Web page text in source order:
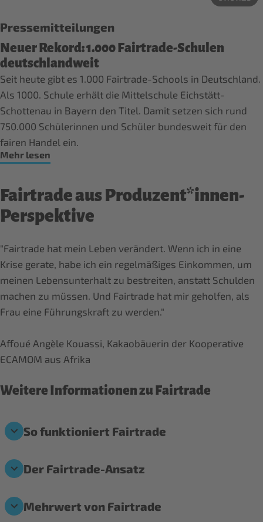
Pressemitteilungen
Neuer Rekord: 1.000 Fairtrade-Schulen
deutschlandweit
Seit heute gibt es 1.000 Fairtrade-Schools in Deutschland.
Als 1000. Schule erhält die Mittelschule Eichstätt-
Schottenau in Bayern den Titel. Damit setzen sich rund
750.000 Schülerinnen und Schüler bundesweit für den
fairen Handel ein.
Mehr lesen
Fairtrade aus Produzent*innen-
Perspektive
"Fairtrade hat mein Leben verändert. Wenn ich in eine
Krise gerate, habe ich ein regelmäßiges Einkommen, um
meinen Lebensunterhalt zu bestreiten, anstatt Schulden
machen zu müssen. Und Fairtrade hat mir geholfen, als
Frau eine Führungskraft zu werden."
Affoué Angèle Kouassi, Kakaobäuerin der Kooperative
ECAMOM aus Afrika
Weitere Informationen zu Fairtrade
So funktioniert Fairtrade
Der Fairtrade-Ansatz
Mehrwert von Fairtrade